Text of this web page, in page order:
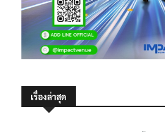
เรื่องล่าสุด